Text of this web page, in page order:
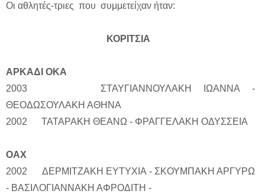
Οι αθλητές-τριες που συμμετείχαν ήταν:
ΚΟΡΙΤΣΙΑ
ΑΡΚΑΔΙ ΟΚΑ
2003 ΣΤΑΥΓΙΑΝΝΟΥΛΑΚΗ ΙΩΑΝΝΑ -
ΘΕΟΔΩΣΟΥΛΑΚΗ ΑΘΗΝΑ
2002 ΤΑΤΑΡΑΚΗ ΘΕΑΝΩ - ΦΡΑΓΓΕΛΑΚΗ ΟΔΥΣΣΕΙΑ
ΟΑΧ
2002 ΔΕΡΜΙΤΖΑΚΗ ΕΥΤΥΧΙΑ - ΣΚΟΥΜΠΑΚΗ ΑΡΓΥΡΩ
- ΒΑΣΙΛΟΓΙΑΝΝΑΚΗ ΑΦΡΟΔΙΤΗ -